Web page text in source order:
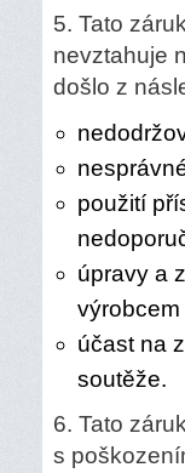
5. Tato
nevztahuje
došlo z
použití
úpravy a
výrobcem
účast na
soutěže.
6. Tato
s